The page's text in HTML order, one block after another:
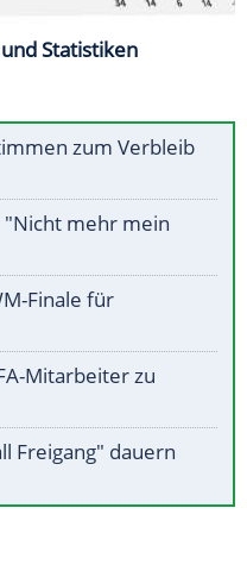
Statistiken
zum Verbleib
mehr mein
Finale für
Mitarbeiter zu
Freigang" dauern